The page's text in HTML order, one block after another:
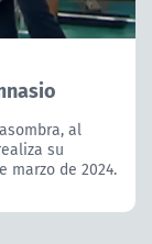
al
su
marzo de 2024.